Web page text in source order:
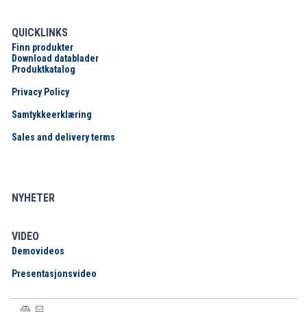
QUICKLINKS
Finn produkter
Download datablader
Produktkatalog
Privacy Policy
Samtykkeerklæring
Sales and delivery terms
NYHETER
VIDEO
Demovideos
Presentasjonsvideo